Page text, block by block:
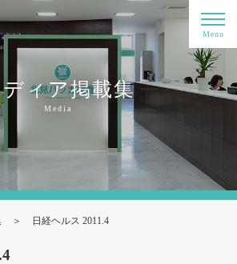
Menu
ィア掲載集
Media
日経ヘルス 2011.4